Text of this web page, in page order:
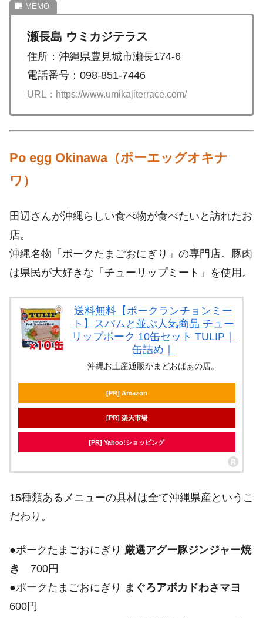
瀬長島 ウミカジテラス
住所：沖縄県豊見城市瀬長174-6
電話番号：098-851-7446
URL：https://www.umikajiterrace.com/
Po egg Okinawa（ポーエッグオキナ
ワ）
田辺さんが沖縄らしい食べ物が食べたいと訪れたお
店。
沖縄名物「ポークたまごおにぎり」の専門店。豚肉
は県民が大好きな「チューリップミート」を使用。
送料無料【ポークランチョンミー
ト】スパムと並ぶ人気商品 チュー
リップポーク 10缶セット TULIP｜
缶詰め｜
沖縄お土産通販かまどおばぁの店。
[PR] Amazon
[PR] 楽天市場
[PR] Yahoo!ショッピング
15種類あるメニューの具材は全て沖縄県産というこ
だわり。
●ポークたまごおにぎり 厳選アグー豚ジンジャー焼
き
700円
●ポークたまごおにぎり まぐろアボカドわさマヨ
600円